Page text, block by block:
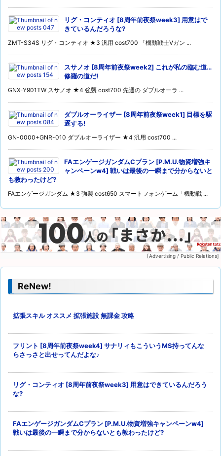
リグ・コンティオ [8周年前夜祭week3] 用意はで
きているんだろうな?
ZMT-S34S リグ・コンティオ ★3 汎用 cost700 「機動戦士Vガン ...
スサノオ [8周年前夜祭week2] これが私の臨む道…
修羅の道だ!
GNX-Y901TW スサノオ ★4 強襲 cost700 先週の ダブルオーラ ...
ダブルオーライザー [8周年前夜祭week1] 目標を駆
逐する!
GN-0000+GNR-010 ダブルオーライザー ★4 汎用 cost700 ...
FAエンゲージガンダムCプラン [P.M.U.物資増強キ
ャンペーンw4] 戦いは最後の一瞬まで分からないと
も教わったけど?
FAエンゲージガンダム ★3 強襲 cost650 スマートフォンゲーム「機動戦 ...
[Advertising / Public Relations]
ReNew!
拡張スキル オススメ 拡張施設 無課金 攻略
フリント [8周年前夜祭week4] サナリィもこういうMS持ってんな
らさっさと出せってんだよな♪
リグ・コンティオ [8周年前夜祭week3] 用意はできているんだろう
な?
FAエンゲージガンダムCプラン [P.M.U.物資増強キャンペーンw4]
戦いは最後の一瞬まで分からないとも教わったけど?